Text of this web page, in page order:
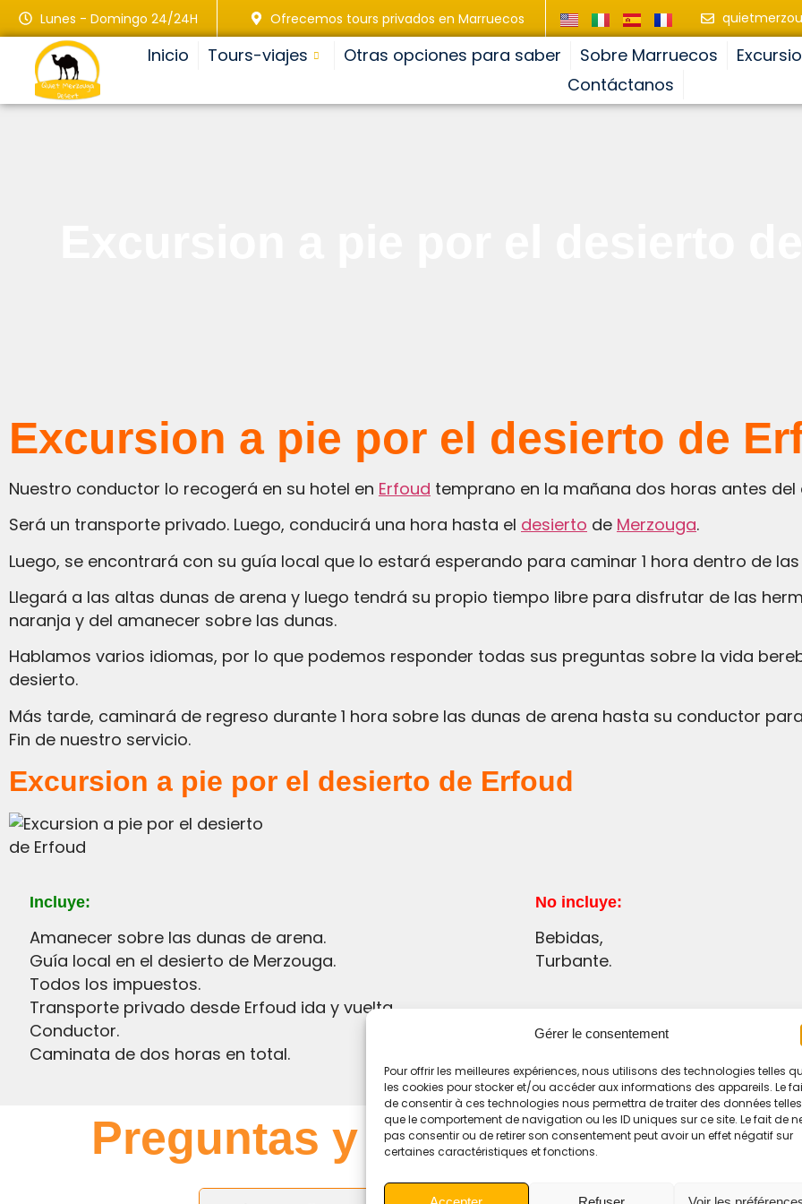
Gérer le consentement
Pour offrir les meilleures expériences, nous utilisons des technologies telles
les cookies pour stocker et/ou accéder aux informations des appareils. Le
de consentir à ces technologies nous permettra de traiter des données telles
que le comportement de navigation ou les ID uniques sur ce site. Le fait de
pas consentir ou de retirer son consentement peut avoir un effet négatif sur
certaines caractéristiques et fonctions.
Lunes - Domingo 24/24H Ofrecemos tours privados en Marruecos
Inicio Tours-viajes Otras opciones para saber Sobre Marruecos
Contáctanos
Excursion a pie por el desierto de
Nuestro conductor lo recogerá en su hotel en Erfoud temprano en la mañana dos horas antes del
Será un transporte privado. Luego, conducirá una hora hasta el desierto de Merzouga.
Luego, se encontrará con su guía local que lo estará esperando para caminar 1 hora dentro de
Llegará a las altas dunas de arena y luego tendrá su propio tiempo libre para disfrutar de las hermosas y únicas dunas de arena de color
naranja y del amanecer sobre las dunas.
Hablamos varios idiomas, por lo que podemos responder todas sus preguntas sobre la vida bereber y la tradición marroquí y la vida en el
desierto.
Más tarde, caminará de regreso durante 1 hora sobre las dunas de arena hasta su conductor
Fin de nuestro servicio.
Excursion a pie por el desierto de Erfoud
Incluye:
Amanecer sobre las dunas de arena.
Guía local en el desierto de Merzouga.
Todos los impuestos.
Transporte privado desde Erfoud ida y vuelta.
Conductor.
Caminata de dos horas en total.
No incluye:
Bebidas,
Turbante.
preguntas y respuestas